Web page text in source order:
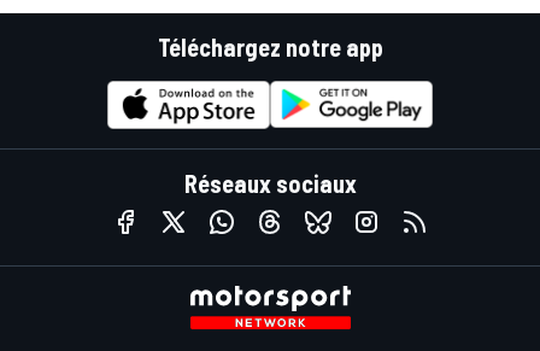
Téléchargez notre app
Réseaux sociaux